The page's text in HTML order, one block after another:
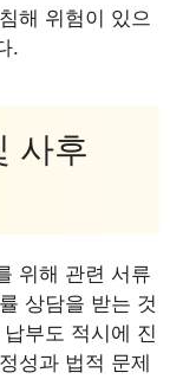
해 위험이 있으
.
사후
위해 관련 서류
상담을 받는 것
부도 적시에 진
성과 법적 문제